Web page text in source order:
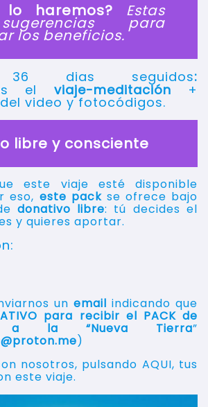
lo haremos? Estas
para
los beneficios.
36 dias seguidos:
el viaje-meditación +
video y fotocódigos.
libre y consciente
este viaje esté disponible
eso, este packse ofrece bajo
donativo libre: tú decides el
y quieres aportar.
un email indicando que
para recibir el PACK de
a la “Nueva Tierra”
)
nosotros, pulsando AQUI, tus
este viaje.